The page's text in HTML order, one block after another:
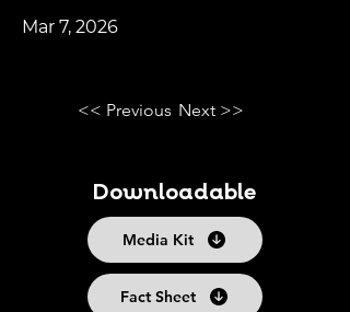
Mar 7, 2026
<< Previous Next >>
Downloadable
Media Kit
Fact Sheet